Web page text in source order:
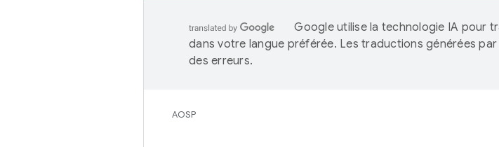
Google utilise la technologie IA pour
dans votre langue préférée. Les traductions générées
des erreurs.
AOSP